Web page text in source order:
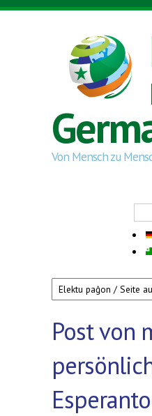
Skip to main content
Von Mensch zu
Post von